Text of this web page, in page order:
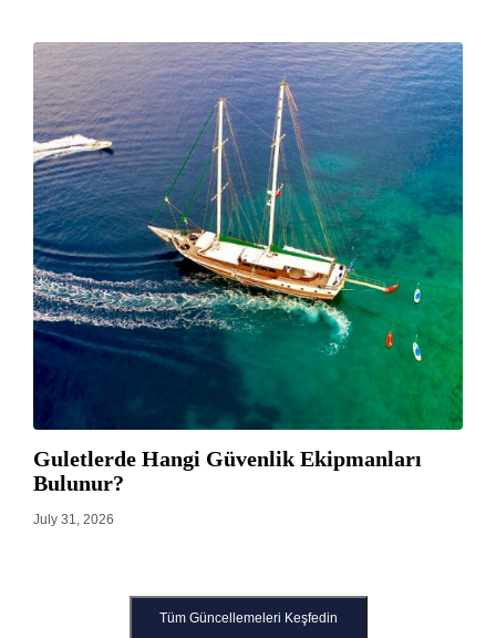
Guletlerde Hangi Güvenlik Ekipmanları
Bulunur?
July 31, 2026
Tüm Güncellemeleri Keşfedin